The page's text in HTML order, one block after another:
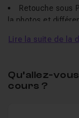
Retouche sous
la photos et
Faire exploser
Comme d'habitude
Lire la suite de la
Qu’allez-
cours ?